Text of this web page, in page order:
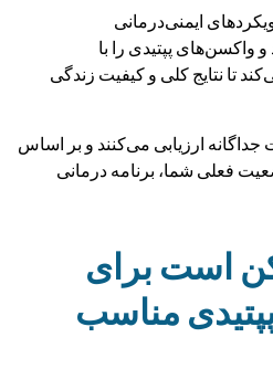
ایمنی‌درمانی
پپتیدی را با
تا نتایج کلی و کیفیت زندگی
ارزیابی می‌کنند و بر اساس
فعلی شما، برنامه درمانی
است برای
مناسب